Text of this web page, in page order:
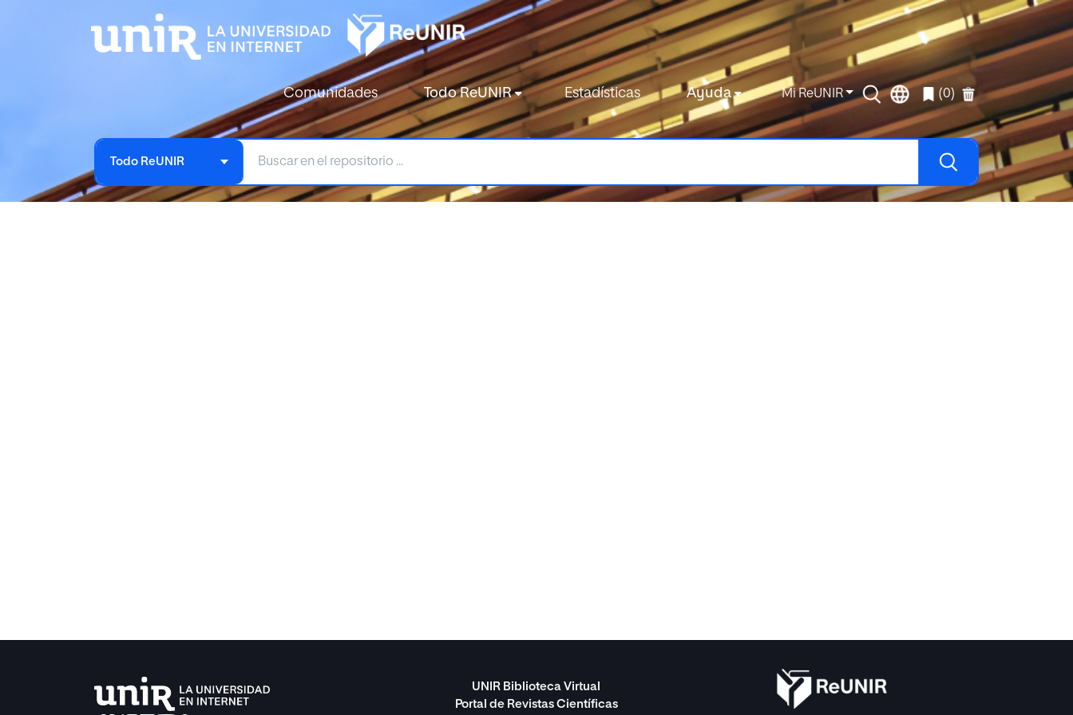
Comunidades Todo ReUNIR Estadísticas Ayuda Mi ReUNIR (0)
Todo ReUNIR
UNIR Biblioteca Virtual
Portal de Revistas Científicas